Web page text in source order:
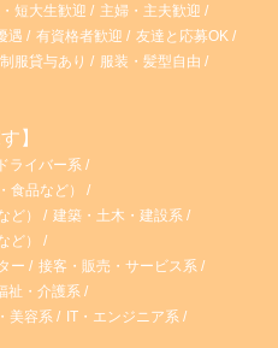
短大生歓迎
主婦・主夫歓迎
遇 有資格者歓迎
友達と応募OK
制服貸与あり
服装・髪型自由
】
ライバー系
食品など）
ど）
建築・土木・建設系
ど）
ー
接客・販売・サービス系
祉・介護系
美容系
IT・エンジニア系